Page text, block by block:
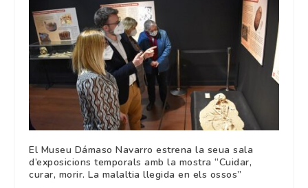
El Museu Dámaso Navarro estrena la seua sala
d’exposicions temporals amb la mostra “Cuidar,
curar, morir. La malaltia llegida en els ossos”